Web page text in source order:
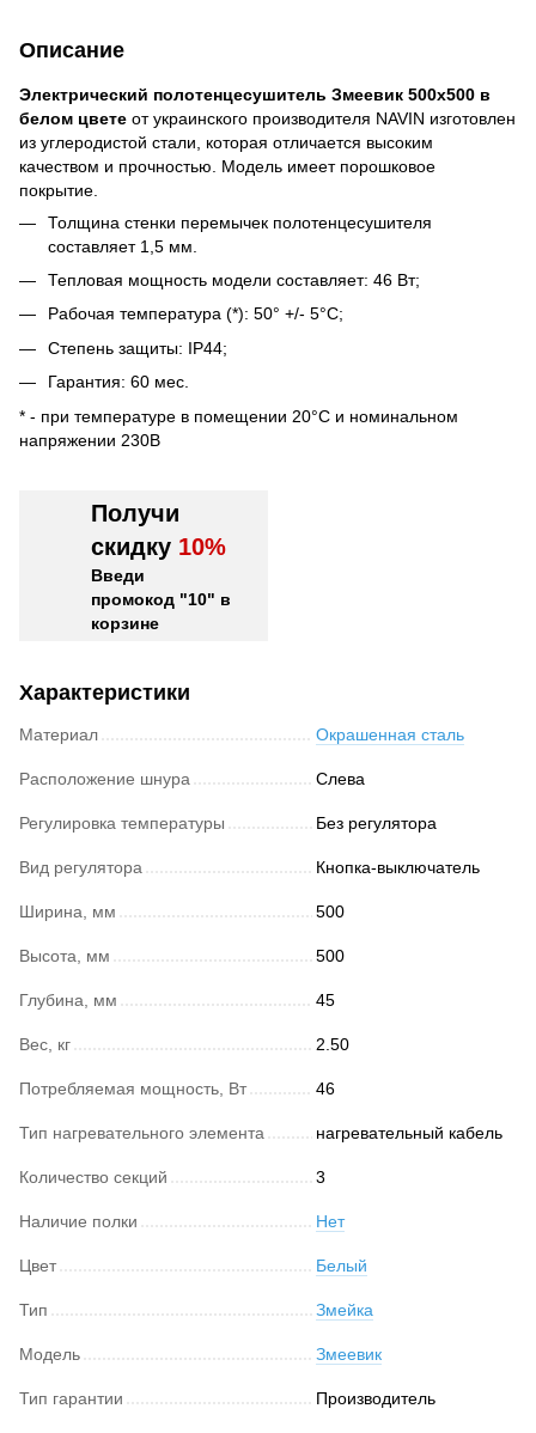
Описание
Электрический полотенцесушитель Змеевик 500х500 в
белом цвете от украинского производителя NAVIN изготовлен
из углеродистой стали, которая отличается высоким
качеством и прочностью. Модель имеет порошковое
покрытие.
Толщина стенки перемычек полотенцесушителя
составляет 1,5 мм.
Тепловая мощность модели составляет: 46 Вт;
Рабочая температура (*): 50° +/- 5°C;
Степень защиты: IP44;
Гарантия: 60 мес.
* - при температуре в помещении 20°С и номинальном
напряжении 230В
Получи
скидку 10%
Введи
промокод "10" в
корзине
Характеристики
Материал Окрашенная сталь
Расположение шнура Слева
Регулировка температуры Без регулятора
Вид регулятора Кнопка-выключатель
Ширина, мм 500
Высота, мм 500
Глубина, мм 45
Вес, кг 2.50
Потребляемая мощность, Вт 46
Тип нагревательного элемента нагревательный кабель
Количество секций 3
Наличие полки Нет
Цвет Белый
Тип Змейка
Модель Змеевик
Тип гарантии Производитель